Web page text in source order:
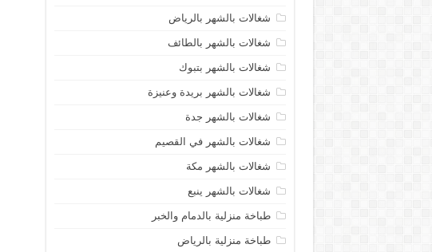
شغالات بالشهر بالرياض
شغالات بالشهر بالطائف
شغالات بالشهر بتبوك
شغالات بالشهر بريدة وعنيزة
شغالات بالشهر جدة
شغالات بالشهر في القصيم
شغالات بالشهر مكة
شغالات بالشهر ينبع
طباخة منزلية بالدمام والخبر
طباخة منزلية بالرياض